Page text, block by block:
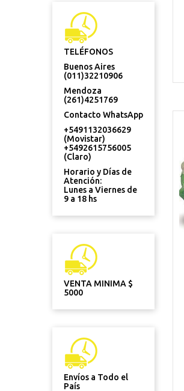
TELÉFONOS
Buenos Aires
(011)32210906
Mendoza
(261)4251769
Contacto WhatsApp
+5491132036629
(Movistar)
+5492615756005
(Claro)
Horario y Días de
Atención:
Lunes a Viernes de
9 a 18 hs
VENTA MINIMA $
5000
Envíos a Todo el
País